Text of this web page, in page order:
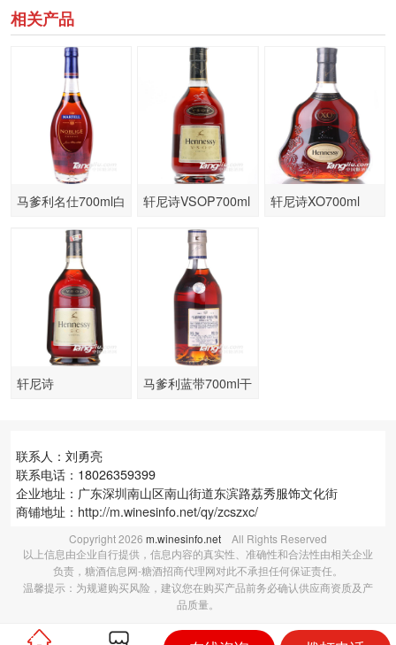
相关产品
马爹利名仕700ml白
轩尼诗VSOP700ml
轩尼诗XO700ml
轩尼诗
马爹利蓝带700ml干
联系人：刘勇亮
联系电话：18026359399
企业地址：广东深圳南山区南山街道东滨路荔秀服饰文化街
商铺地址： http://m.winesinfo.net/qy/zcszxc/
Copyright2026 m.winesinfo.net All Rights Reserved
以上信息由企业自行提供，信息内容的真实性、准确性和合法性由相关企业
负责，糖酒信息网-糖酒招商代理网对此不承担任何保证责任。
温馨提示：为规避购买风险，建议您在购买产品前务必确认供应商资质及产
品质量。